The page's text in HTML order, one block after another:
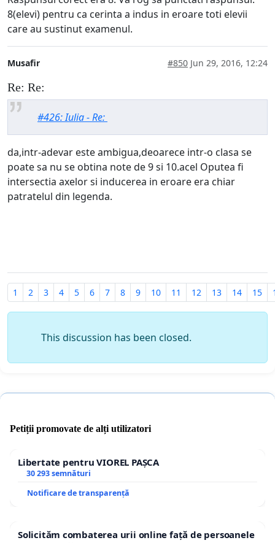
8(elevi) pentru ca cerinta a indus in eroare toti elevii
care au sustinut examenul.
Musafir #850 Jun 29, 2016, 12:24
Re: Re:
#426: Iulia - Re:
da,intr-adevar este ambigua,deoarece intr-o clasa se
poate sa nu se obtina note de 9 si 10.acel Oputea fi
intersectia axelor si inducerea in eroare era chiar
patratelul din legenda.
1 2 3 4 5 6 7 8 9 10 11 12 13 14 15
This discussion has been closed.
Petiții promovate de alți utilizatori
Libertate pentru VIOREL PAȘCA
30 293 semnături
Notificare de transparență
Solicităm combaterea urii online față de persoanele